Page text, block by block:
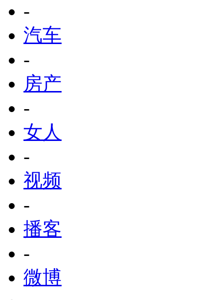
-
汽车
-
房产
-
女人
-
视频
-
播客
-
微博